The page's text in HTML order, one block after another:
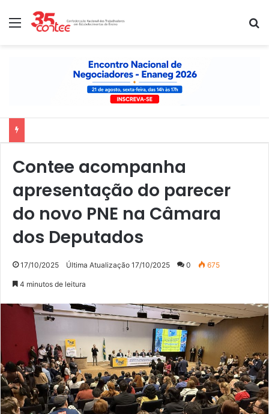
Menu
Contee acompanha
apresentação do parecer
do novo PNE na Câmara
dos Deputados
17/10/2025 Última Atualização 17/10/2025 0 675
4 minutos de leitura